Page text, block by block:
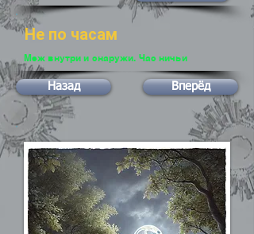
Не по часам
Меж внутри и снаружи. Час ничьи
Назад Вперёд